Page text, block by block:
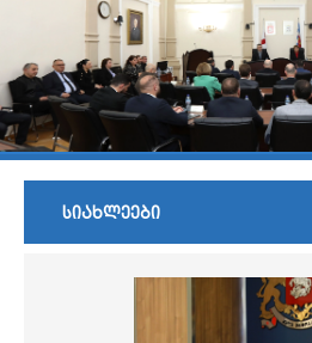
სიახლეები